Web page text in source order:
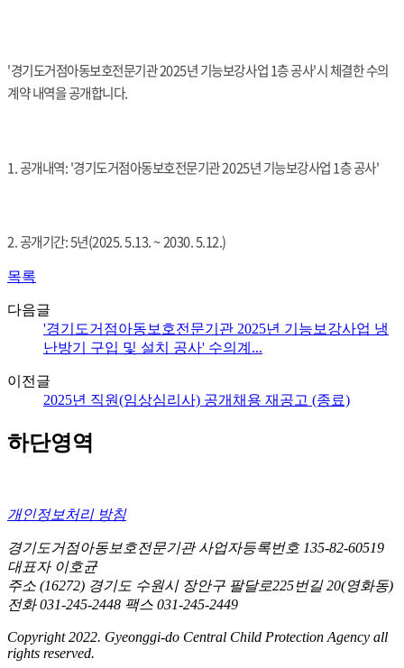
'경기도거점아동보호전문기관 2025년 기능보강사업 1층 공사'시 체결한 수의
계약 내역을 공개합니다.
1. 공개내역: '경기도거점아동보호전문기관 2025년 기능보강사업 1층 공사'
2. 공개기간: 5년(2025. 5.13. ~ 2030. 5.12.)
목록
다음글
'경기도거점아동보호전문기관 2025년 기능보강사업 냉
난방기 구입 및 설치 공사' 수의계...
이전글
2025년 직원(임상심리사) 공개채용 재공고 (종료)
하단영역
개인정보처리 방침
경기도거점아동보호전문기관 사업자등록번호 135-82-60519
대표자 이호균
주소 (16272) 경기도 수원시 장안구 팔달로225번길 20(영화동)
전화 031-245-2448 팩스 031-245-2449
Copyright 2022. Gyeonggi-do Central Child Protection Agency all
rights reserved.